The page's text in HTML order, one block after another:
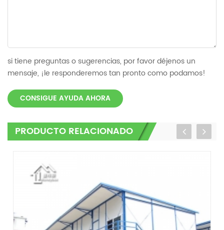
si tiene preguntas o sugerencias, por favor déjenos un
mensaje, ¡le responderemos tan pronto como podamos!
CONSIGUE AYUDA AHORA
PRODUCTO RELACIONADO